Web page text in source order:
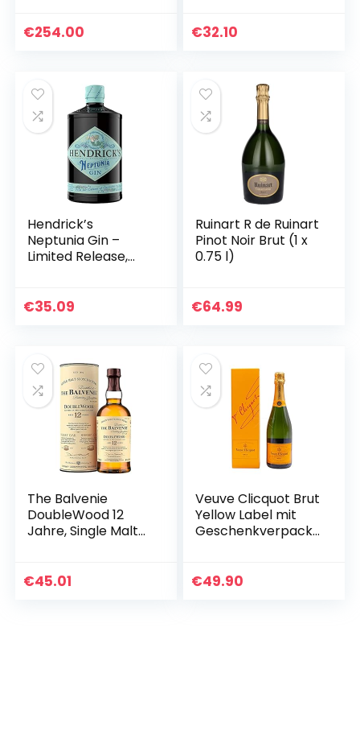
€254.00 €32.10
Hendrick’s
Neptunia Gin –
Limited Release,
€35.09
Ruinart R de Ruinart
Pinot Noir Brut (1 x
0.75 l)
€64.99
The Balvenie
DoubleWood 12
Jahre, Single Malt
Geschenk für
€45.01
Veuve Clicquot Brut
Yellow Label mit
Geschenkverpacku
€49.90